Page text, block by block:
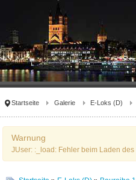
Startseite Galerie E-Loks (D)
Warnung
JUser: :_load: Fehler beim Laden